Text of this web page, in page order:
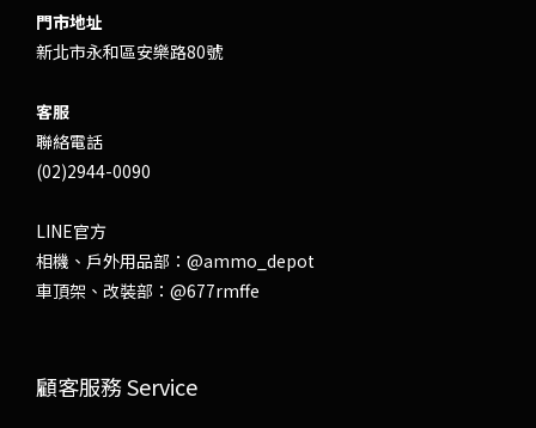
門市地址
新北市永和區安樂路80號
客服
聯絡電話
(02)2944-0090
LINE官方
相機、戶外用品部： @ammo_depot
車頂架、改裝部： @677rmffe
顧客服務 Service